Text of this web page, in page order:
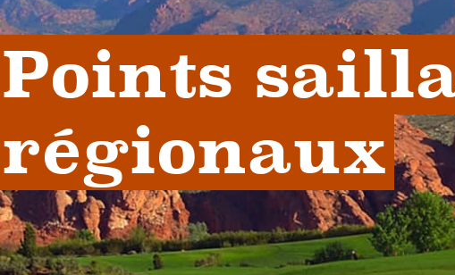
Points
régionaux